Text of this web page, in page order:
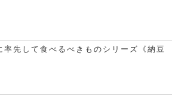
率先して食べるべきものシリーズ《納豆